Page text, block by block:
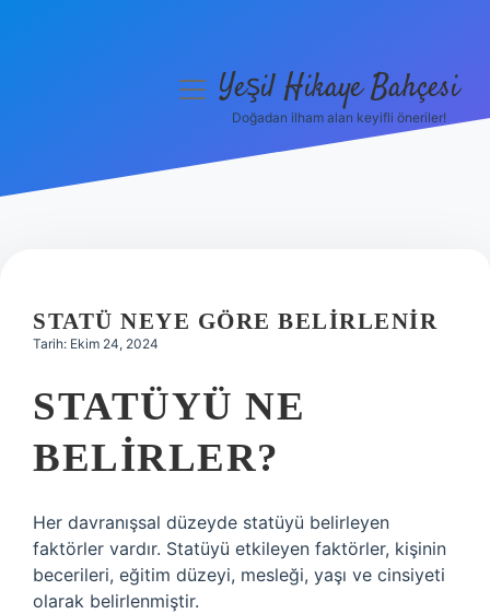
Hakkımızda
menüyüYeşil Hikaye Bahçesi
Doğadan ilham alan keyifli öneriler!
STATÜ NEYE GÖRE BELIRLENIR
Tarih: Ekim 24, 2024
STATÜYÜ NE
BELIRLER?
Her davranışsal düzeyde statüyü belirleyen
faktörler vardır. Statüyü etkileyen faktörler, kişinin
becerileri, eğitim düzeyi, mesleği, yaşı ve cinsiyeti
olarak belirlenmiştir.